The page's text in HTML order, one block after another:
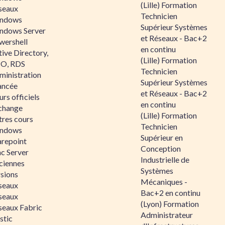
Server
Directory,
RDS
officiels
cours
Server
Fabric
(Lille) Formation
Technicien
Supérieur Systèmes
et Réseaux - Bac+2
en continu
(Lille) Formation
Technicien
Supérieur Systèmes
et Réseaux - Bac+2
en continu
(Lille) Formation
Technicien
Supérieur en
Conception
Industrielle de
Systèmes
Mécaniques -
Bac+2 en continu
(Lyon) Formation
Administrateur